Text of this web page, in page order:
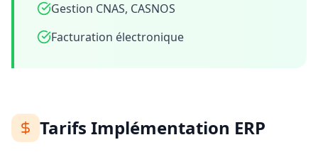
Gestion CNAS, CASNOS
Facturation électronique
Tarifs Implémentation ERP